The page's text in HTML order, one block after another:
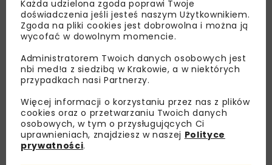
OPUBLIKOWANO: 23.12.2019
obejmie Pragę-Południe. Zgodnie z założeniami
podpisanej 20 grudnia umowy w ciągu roku
poznamy odpowiedzi na najważniejsze pytania
związane z przebiegiem i lokalizacją podziemnej
kolei na odc. Stadion Narodowy – Gocław.
Każda udzielona zgoda poprawi Twoje
doświadczenia jeśli jesteś naszym Użytkownikiem.
Zgoda na pliki cookies jest dobrowolna i można ją
wycofać w dowolnym momencie.
Administratorem Twoich danych osobowych jest
nbi med!a z siedzibą w Krakowie, a w niektórych
przypadkach nasi Partnerzy.
Więcej informacji o korzystaniu przez nas z plików
cookies oraz o przetwarzaniu Twoich danych
osobowych, w tym o przysługujących Ci
uprawnieniach, znajdziesz w naszej Polityce
prywatności.